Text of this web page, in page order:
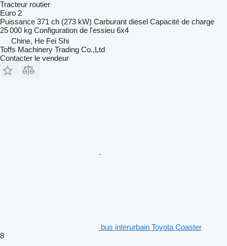
Tracteur routier
Euro 2
Puissance 371 ch (273 kW) Carburant diesel Capacité de charge
25 000 kg Configuration de l'essieu 6x4
Chine, He Fei Shi
Toffs Machinery Trading Co.,Ltd
Contacter le vendeur
bus interurbain Toyota Coaster
8